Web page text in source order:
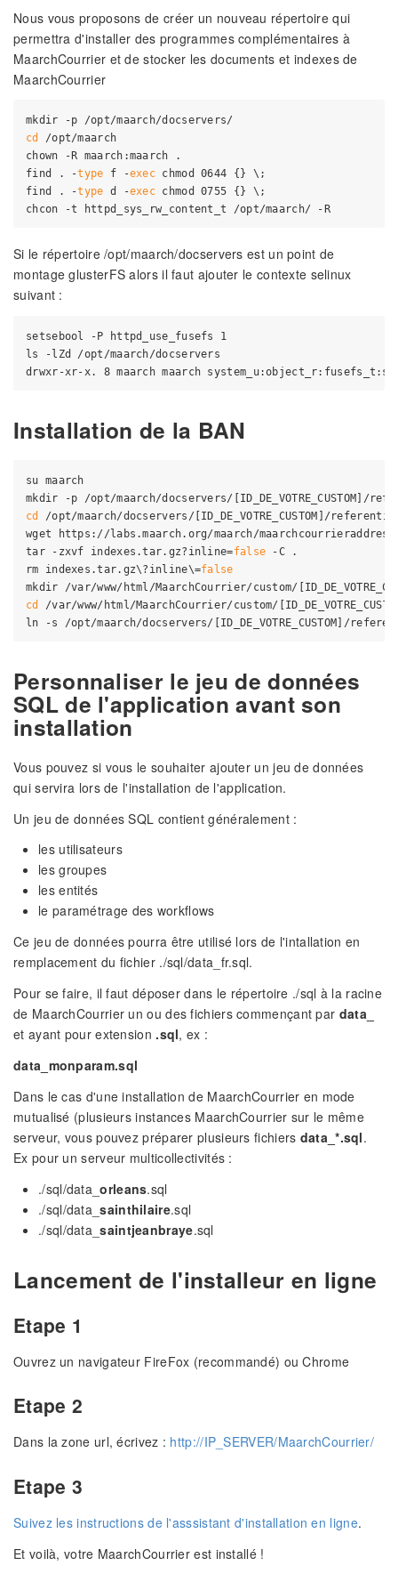
Nous vous proposons de créer un nouveau répertoire qui
permettra d'installer des programmes complémentaires à
MaarchCourrier et de stocker les documents et indexes de
MaarchCourrier
cd
/opt/maarch
chown -R maarch:maarch .
find . -type f -exec chmod 0644 {} \;
find . -type d -exec chmod 0755 {} \;
Si le répertoire /opt/maarch/docservers est un point de
montage glusterFS alors il faut ajouter le contexte selinux
suivant :
setsebool -P httpd_use_fusefs 1
ls -lZd /opt/maarch/docservers
Installation de la BAN
su maarch
cd
/opt/maarch/docservers/[ID_DE_VOTRE_CUSTOM]/
wget https://labs.maarch.org/maarch/
tar -zxvf indexes.tar.gz?inline=false -C .
rm indexes.tar.gz\?inline\=false
cd /var/www/html/MaarchCourrier/custom/
Personnaliser le jeu de données
SQL de l'application avant son
installation
Vous pouvez si vous le souhaiter ajouter un jeu de données
qui servira lors de l'installation de l'application.
Un jeu de données SQL contient généralement :
les utilisateurs
les groupes
les entités
le paramétrage des workflows
Ce jeu de données pourra être utilisé lors de l'intallation en
remplacement du fichier ./sql/data_fr.sql.
Pour se faire, il faut déposer dans le répertoire ./sql à la racine
de MaarchCourrier un ou des fichiers commençant par data_
et ayant pour extension .sql, ex :
data_monparam.sql
Dans le cas d'une installation de MaarchCourrier en mode
mutualisé (plusieurs instances MaarchCourrier sur le même
serveur, vous pouvez préparer plusieurs fichiers data_*.sql.
Ex pour un serveur multicollectivités :
./sql/data_orleans.sql
./sql/data_sainthilaire.sql
./sql/data_saintjeanbraye.sql
Lancement de l'installeur en ligne
Etape 1
Ouvrez un navigateur FireFox (recommandé) ou Chrome
Etape 2
Dans la zone url, écrivez : http://IP_SERVER/MaarchCourrier/
Etape 3
Suivez les instructions de l'asssistant d'installation en ligne.
Et voilà, votre MaarchCourrier est installé !